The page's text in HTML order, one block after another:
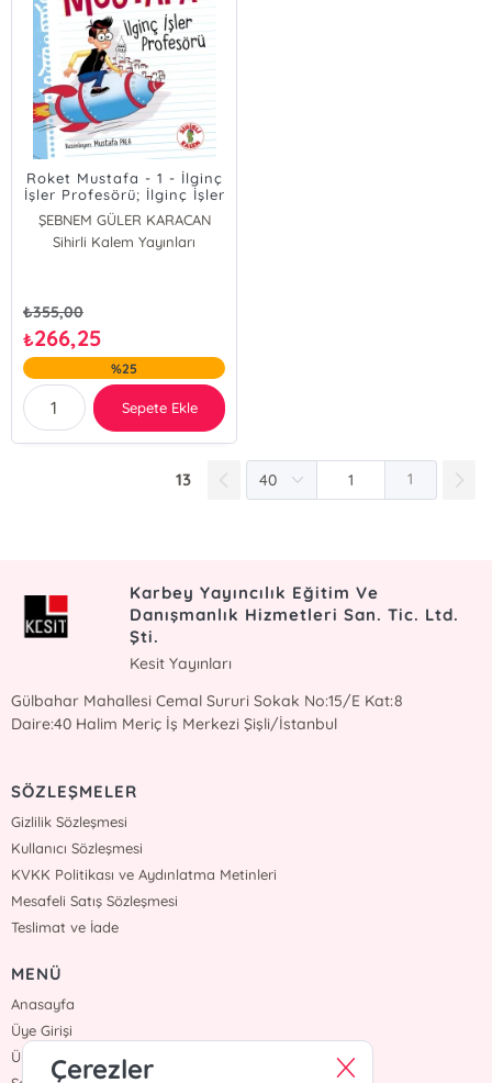
Roket Mustafa - 1 - İlginç
İşler Profesörü; İlginç İşler
Profesörü
ŞEBNEM GÜLER KARACAN
Sihirli Kalem Yayınları
₺355,00
₺266,25
%25
Sepete Ekle
13 1
Karbey Yayıncılık Eğitim Ve
Danışmanlık Hizmetleri San. Tic. Ltd.
Şti.
Kesit Yayınları
Gülbahar Mahallesi Cemal Sururi Sokak No:15/E Kat:8
Daire:40 Halim Meriç İş Merkezi Şişli/İstanbul
SÖZLEŞMELER
Gizlilik Sözleşmesi
Kullanıcı Sözleşmesi
KVKK Politikası ve Aydınlatma Metinleri
Mesafeli Satış Sözleşmesi
Teslimat ve İade
MENÜ
Anasayfa
Üye Girişi
Üye Ol Çerezler